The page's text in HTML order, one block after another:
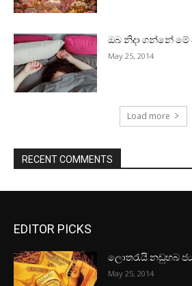
ඔබ නිදා ගන්නේ මේ
May 25, 2014
Load more
RECENT COMMENTS
EDITOR PICKS
ලොතරැයි නඩුහබ
May 25, 2014